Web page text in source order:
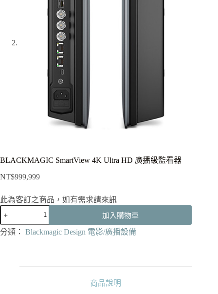
BLACKMAGIC SmartView 4K Ultra HD 廣播級監看器
NT$999,999
此為客訂之商品，如有需求請來訊
BLACKMAGIC
SmartView
4K
Ultra
加入購物車
分類： Blackmagic Design 電影/廣播設備
商品說明